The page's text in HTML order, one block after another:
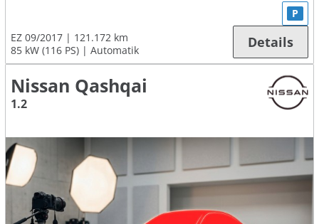
EZ 09/2017
121.172 km
85 kW (116 PS)
Automatik
P
Details
Nissan Qashqai
1.2